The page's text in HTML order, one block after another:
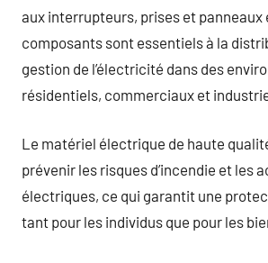
aux interrupteurs, prises et panneaux
composants sont essentiels à la
gestion de l’électricité dans des
résidentiels, commerciaux et
Le matériel électrique de haute
prévenir les risques d’incendie et les
électriques, ce qui garantit une
tant pour les individus que pour les